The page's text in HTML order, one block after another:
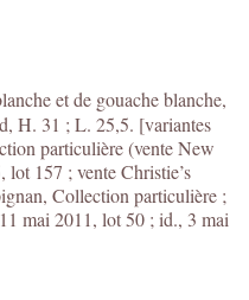
et de gouache blanche,
H. 31 ; L. 25,5. [variantes
particulière (vente New
157 ; vente Christie’s
Collection particulière ;
mai 2011, lot 50 ; id., 3 mai